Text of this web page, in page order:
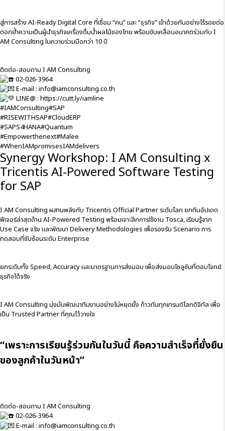
สู่การสร้าง AI-Ready Digital Core ที่เชื่อม “คน” และ “ธุรกิจ” เข้าด้วยกันอย่างไร้รอยต่อ
ตอกย้ำความเป็นผู้นำธุรกิจเครื่องดื่มน้ำผลไม้ของไทย พร้อมขับเคลื่อนอนาคตร่วมกับ I
AM Consulting ในความร่วมมือกว่า 10 ปี
ติดต่อ-สอบถาม I AM Consulting
02-026-3964
E-mail : info@iamconsulting.co.th
LINE@ : https://cutt.ly/iamline
#IAMConsulting#SAP
#RISEWITHSAP#CloudERP
#SAPS4HANA#Quantum
#Empowerthenext#Malee
#WhenIAMpromisesIAMdelivers
Synergy Workshop: I AM Consulting x
Tricentis AI-Powered Software Testing
for SAP
I AM Consulting ผสานพลังกับ Tricentis Official Partner ระดับโลก ยกทีมอัปเดต
ฟีเจอร์ล่าสุดด้าน AI-Powered Testing พร้อมเจาะลึกการใช้งาน Tosca, เรียนรู้จาก
Use Case จริง และพัฒนา Delivery Methodologies เพื่อรองรับ Scenario การ
ทดสอบที่ซับซ้อนระดับ Enterprise
ยกระดับทั้ง Speed, Accuracy และมาตรฐานการส่งมอบ เพื่อส่งมอบโซลูชันที่ตอบโจทย์
ธุรกิจได้จริง
I AM Consulting มุ่งมั่นพัฒนาทีมงานอย่างไม่หยุดยั้ง ก้าวทันทุกเทรนด์โลกดิจิทัล เพื่อ
เป็น Trusted Partner ที่คุณไว้วางใจ
“เพราะการเรียนรู้ร่วมกันในวันนี้ คือความสำเร็จที่ยั่งยืน
ของลูกค้าในวันหน้า”
ติดต่อ-สอบถาม I AM Consulting
02-026-3964
E-mail : info@iamconsulting.co.th